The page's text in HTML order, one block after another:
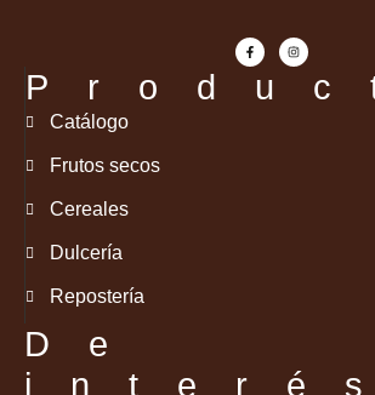
Catálogo
Frutos secos
Cereales
Dulcería
Repostería
De